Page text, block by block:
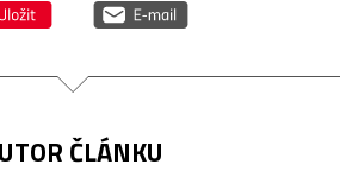
ČLÁNKU